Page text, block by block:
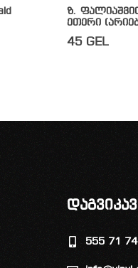
ზ.
ეთერი
45 GEL
555 71